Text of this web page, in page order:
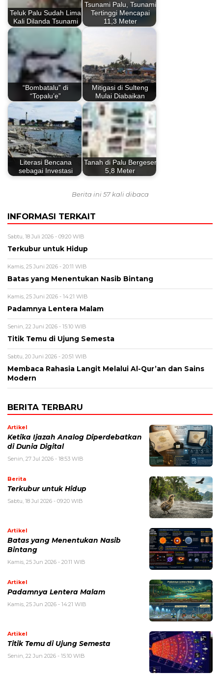
Teluk Palu Sudah Lima
Kali Dilanda Tsunami
Tsunami Palu, Tsunami
Tertinggi Mencapai
11,3 Meter
“Bombatalu” di
“Topalu’e”
Mitigasi di Sulteng
Mulai Diabaikan
Literasi Bencana
sebagai Investasi
Tanah di Palu Bergeser
5,8 Meter
Berita ini 57 kali dibaca
INFORMASI TERKAIT
Sabtu, 18 Juli 2026 - 09:20 WIB
Terkubur untuk Hidup
Kamis, 25 Juni 2026 - 20:11 WIB
Batas yang Menentukan Nasib Bintang
Kamis, 25 Juni 2026 - 14:21 WIB
Padamnya Lentera Malam
Senin, 22 Juni 2026 - 15:10 WIB
Titik Temu di Ujung Semesta
Sabtu, 20 Juni 2026 - 20:51 WIB
Membaca Rahasia Langit Melalui Al-Qur’an dan Sains
Modern
BERITA TERBARU
Artikel
Ketika Ijazah Analog Diperdebatkan
di Dunia Digital
Senin, 27 Jul 2026 - 18:53 WIB
Berita
Terkubur untuk Hidup
Sabtu, 18 Jul 2026 - 09:20 WIB
Artikel
Batas yang Menentukan Nasib
Bintang
Kamis, 25 Jun 2026 - 20:11 WIB
Artikel
Padamnya Lentera Malam
Kamis, 25 Jun 2026 - 14:21 WIB
Artikel
Titik Temu di Ujung Semesta
Senin, 22 Jun 2026 - 15:10 WIB